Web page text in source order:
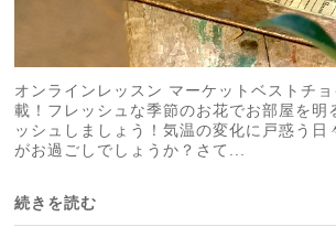
オンラインレッスン マーケットベストチ
載！フレッシュな季節のお花でお部屋を明
ッシュしましょう！気温の変化に戸惑う日
がお過ごしでしょうか？さて...
続きを読む